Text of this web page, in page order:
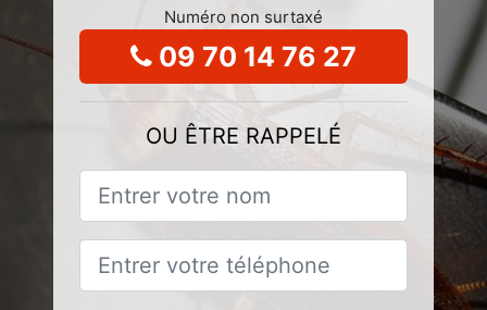
Numéro non surtaxé
09 70 14 76 27
OU ÊTRE RAPPELÉ